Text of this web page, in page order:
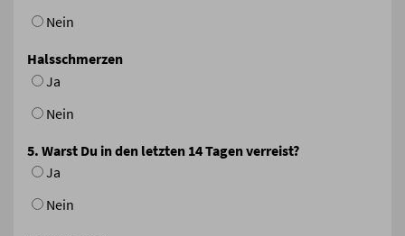
Nein
Halsschmerzen
Ja
Nein
5. Warst Du in den letzten 14 Tagen verreist?
Ja
Nein